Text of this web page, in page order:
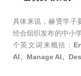
具体来说，赫贤学子
经合组织发布的中小
个英文词来概括：
AI、Manage AI、